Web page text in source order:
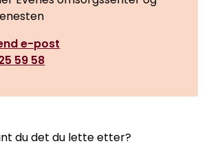
e-post
59 58
du det du lette etter?